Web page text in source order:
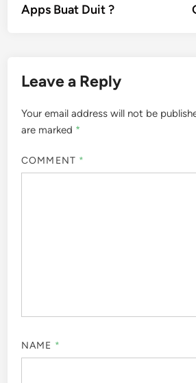
Apps Buat Duit ?
Leave a Reply
Your email address will not be
are marked *
COMMENT *
NAME *